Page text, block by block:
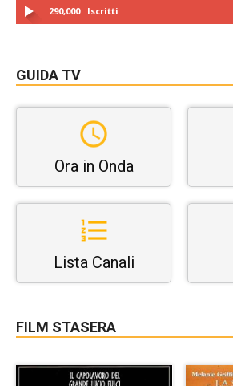
290,000 Iscritti
GUIDA TV
Ora in Onda
Lista Canali
FILM STASERA